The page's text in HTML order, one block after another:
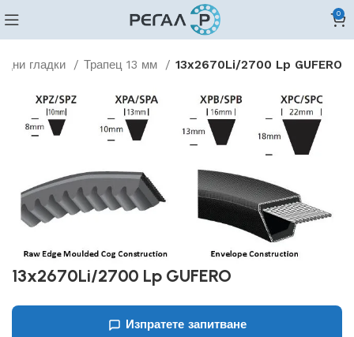
0
гладки Трапец 13 мм 13x2670Li/2700 Lp GUFERO
13x2670Li/2700 Lp GUFERO
Изпратете запитване